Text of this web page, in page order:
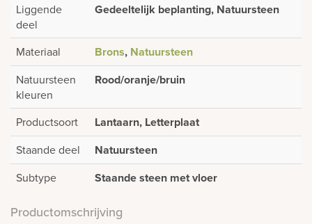
Liggende
deel
Gedeeltelijk beplanting, Natuursteen
Materiaal Brons, Natuursteen
Natuursteen
kleuren
Rood/oranje/bruin
Productsoort Lantaarn, Letterplaat
Staande deel Natuursteen
Subtype Staande steen met vloer
Productomschrijving